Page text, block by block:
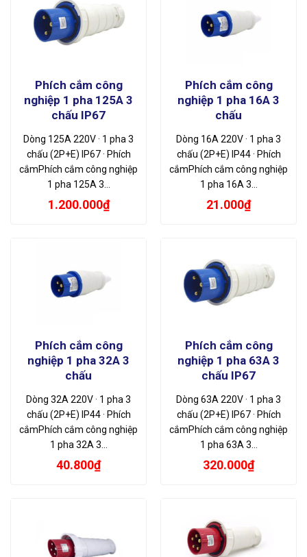
Phích cắm công
nghiệp 1 pha 125A 3
chấu IP67
Dòng 125A 220V · 1 pha 3
chấu (2P+E) IP67 · Phích
cắmPhích cắm công nghiệp
1 pha 125A 3…
1.200.000₫
Phích cắm công
nghiệp 1 pha 16A 3
chấu
Dòng 16A 220V · 1 pha 3
chấu (2P+E) IP44 · Phích
cắmPhích cắm công nghiệp
1 pha 16A 3…
21.000₫
Phích cắm công
nghiệp 1 pha 32A 3
chấu
Dòng 32A 220V · 1 pha 3
chấu (2P+E) IP44 · Phích
cắmPhích cắm công nghiệp
1 pha 32A 3…
40.800₫
Phích cắm công
nghiệp 1 pha 63A 3
chấu IP67
Dòng 63A 220V · 1 pha 3
chấu (2P+E) IP67 · Phích
cắmPhích cắm công nghiệp
1 pha 63A 3…
320.000₫